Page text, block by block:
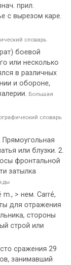
прил.
с вырезом каре.
словарь
боевой
или несколько
в различных
и обороне,
Большая
словарь
или блузки. 2.
фронтальной
затылка
> нем. Carré,
для отражения
стороны
строй или
сражения 29
занимавший